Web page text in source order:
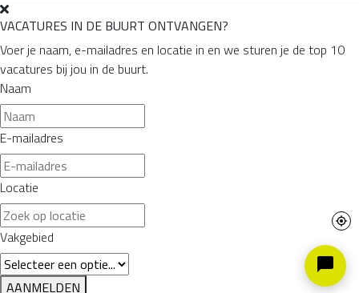
VACATURES IN DE BUURT ONTVANGEN?
Voer je naam, e-mailadres en locatie in en we sturen je de top 10
vacatures bij jou in de buurt.
Naam
E-mailadres
Locatie
Vakgebied
AANMELDEN